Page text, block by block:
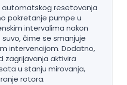
automatskog resetovanja
pokretanje pumpe u
intervalima nakon
čime se smanjuje
intervencijom. Dodatno,
zagrijavanja aktivira
u stanju mirovanja,
rotora.